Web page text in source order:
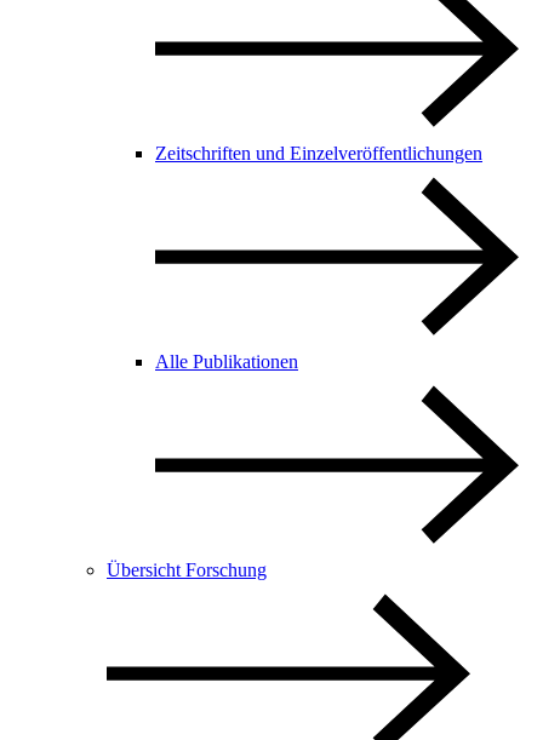
Zeitschriften und Einzelveröffentlichungen
Alle Publikationen
Übersicht Forschung